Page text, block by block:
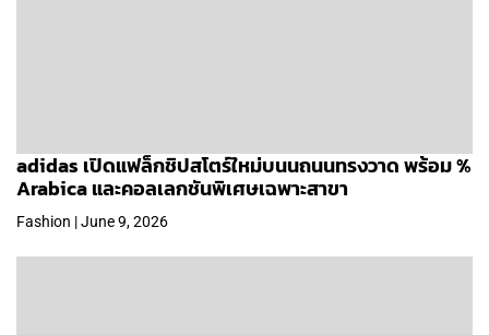
adidas เปิดแฟล็กชิปสโตร์ใหม่บนนถนนทรงวาด พร้อม %
Arabica และคอลเลกชันพิเศษเฉพาะสาขา
Fashion | June 9, 2026